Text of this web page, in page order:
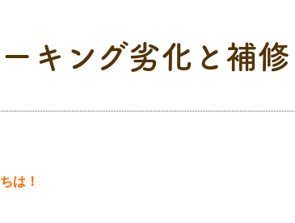
キング劣化と補修
は！